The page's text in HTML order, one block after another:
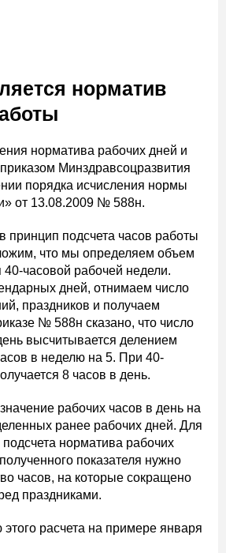
норматив
норматива рабочих дней и
Минздравсоцразвития
порядка исчисления нормы
от 13.08.2009 № 588н.
принцип подсчета часов работы
что мы определяем объем
часовой рабочей недели.
дней, отнимаем число
праздников и получаем
№ 588н сказано, что число
высчитывается делением
в неделю на 5. При 40-
8 часов в день.
рабочих часов в день на
ранее рабочих дней. Для
норматива рабочих
показателя нужно
часов, на которые сокращено
праздниками.
расчета на примере января